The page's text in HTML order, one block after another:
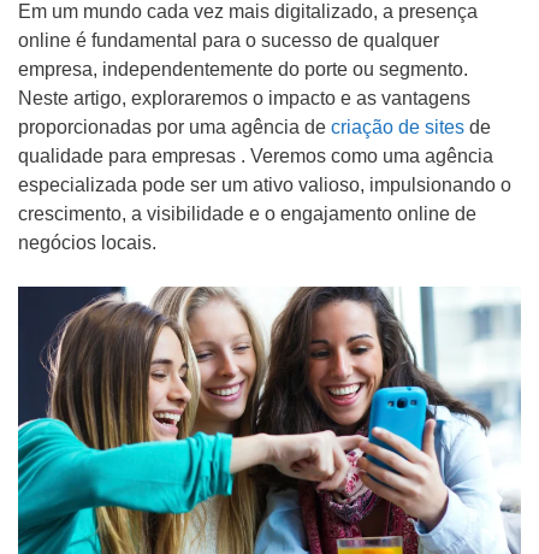
Em um mundo cada vez mais digitalizado, a presença
online é fundamental para o sucesso de qualquer
empresa, independentemente do porte ou segmento.
Neste artigo, exploraremos o impacto e as vantagens
proporcionadas por uma agência de criação de sites de
qualidade para empresas . Veremos como uma agência
especializada pode ser um ativo valioso, impulsionando o
crescimento, a visibilidade e o engajamento online de
negócios locais.
Criação de Site
Google ADS
Criação de Loja Virtual
SEO (Ranking no Google)
Marketing Digital
Mídias Sociais
Outros